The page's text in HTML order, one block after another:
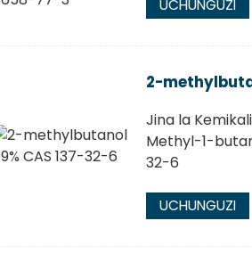
UCHUNGUZI
2-
Jina la
Methyl-1-
32-6
UCHUNGUZI